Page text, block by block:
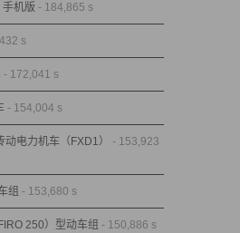
机版 - 184,865 s
s
- 172,041 s
- 154,004 s
电力机车（FXD1）
- 153,923
组 - 153,680 s
250）型动车组 - 150,886 s